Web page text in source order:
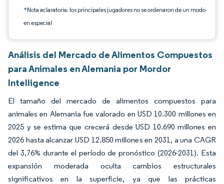
*Nota aclaratoria: los principales jugadores no se ordenaron de un modo
en especial
Análisis del Mercado de Alimentos Compuestos
para Animales en Alemania por Mordor
Intelligence
El tamaño del mercado de alimentos compuestos para
animales en Alemania fue valorado en USD 10.300 millones en
2025 y se estima que crecerá desde USD 10.690 millones en
2026 hasta alcanzar USD 12.850 millones en 2031, a una CAGR
del 3,76% durante el período de pronóstico (2026-2031). Esta
expansión moderada oculta cambios estructurales
significativos en la superficie, ya que las prácticas